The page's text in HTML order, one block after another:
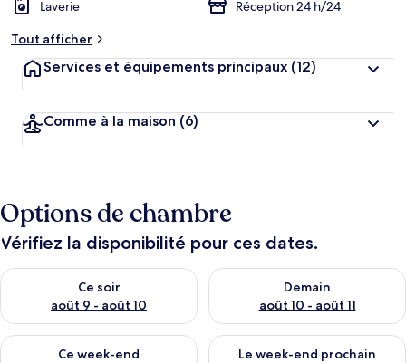
Laverie
Réception 24 h/24
Tout afficher
Services et équipements principaux (12)
Comme à la maison (6)
Options de chambre
Vérifiez la disponibilité pour ces dates.
Ce soir
août 9 - août 10
Vérifier la disponibilité pour ce soir août 9 - août 10
Demain
août 10 - août 11
Vérifier la disponibilité pour
Ce week-end
Vérifier la disponibilité pour ce week-end août 14 - août 16
Le week-end prochain
Vérifier la disponibilité pour